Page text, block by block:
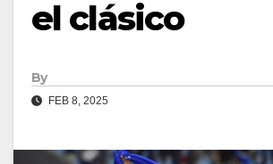
el clásico
By
FEB 8, 2025